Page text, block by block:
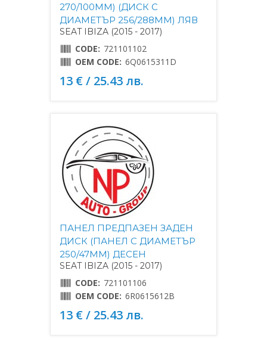
270/100MM) (ДИСК С
ДИАМЕТЪР 256/288MM) ЛЯВ
SEAT IBIZA (2015 - 2017)
CODE: 721101102
OEM CODE: 6Q0615311D
13 € / 25.43 лв.
ПАНЕЛ ПРЕДПАЗЕН ЗАДЕН
ДИСК (ПАНЕЛ С ДИАМЕТЪР
250/47MM) ДЕСЕН
SEAT IBIZA (2015 - 2017)
CODE: 721101106
OEM CODE: 6R0615612B
13 € / 25.43 лв.